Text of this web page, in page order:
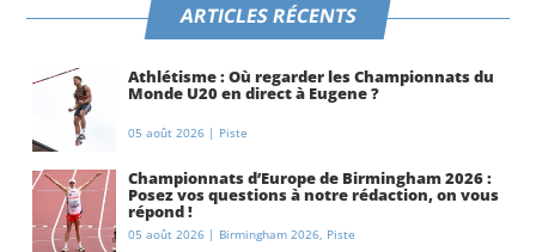
ARTICLES RÉCENTS
Athlétisme : Où regarder les Championnats du
Monde U20 en direct à Eugene ?
05 août 2026 | Piste
Championnats d’Europe de Birmingham 2026 :
Posez vos questions à notre rédaction, on vous
répond !
05 août 2026 | Birmingham 2026, Piste